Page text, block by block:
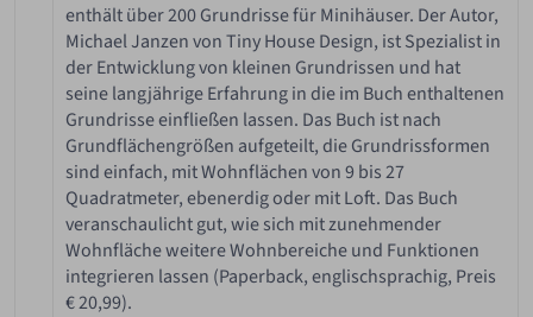
enthält über 200 Grundrisse für Minihäuser. Der Autor,
Michael Janzen von Tiny House Design, ist Spezialist in
der Entwicklung von kleinen Grundrissen und hat
seine langjährige Erfahrung in die im Buch enthaltenen
Grundrisse einfließen lassen. Das Buch ist nach
Grundflächengrößen aufgeteilt, die Grundrissformen
sind einfach, mit Wohnflächen von 9 bis 27
Quadratmeter, ebenerdig oder mit Loft. Das Buch
veranschaulicht gut, wie sich mit zunehmender
Wohnfläche weitere Wohnbereiche und Funktionen
integrieren lassen (Paperback, englischsprachig, Preis
€ 20,99).